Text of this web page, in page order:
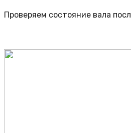
Проверяем состояние вала